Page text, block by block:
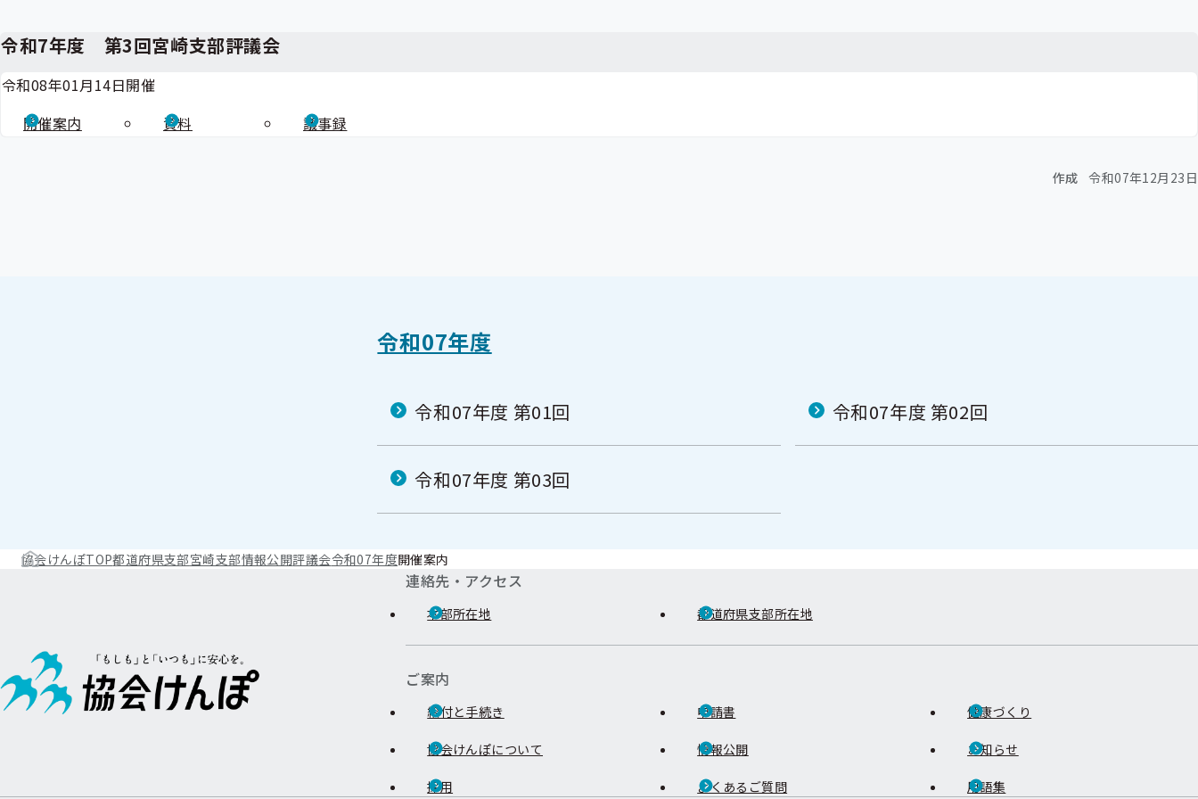
令和7年度 第3回宮崎支部評議会
令和08年01月14日開催
開催案内
資料 議事録
作成 令和07年12月23日
令和07年度
令和07年度 第01回 令和07年度 第02回
令和07年度 第03回
協会けんぽTOP都道府県支部宮崎支部情報公開評議会令和07年度開催案内
連絡先・アクセス
本部所在地 都道府県支部所在地
ご案内
給付と手続き 申請書 健康づくり
協会けんぽについて 情報公開 お知らせ
採用 よくあるご質問 用語集